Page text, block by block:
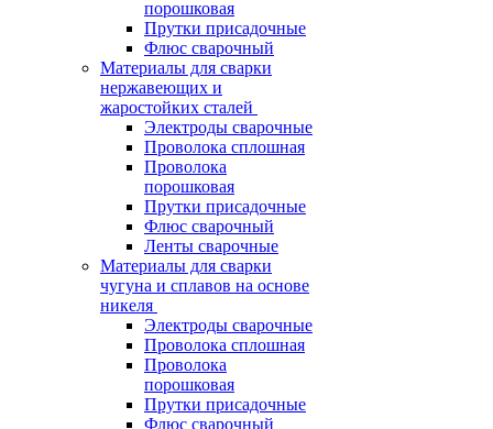
порошковая
Прутки присадочные
Флюс сварочный
Материалы для сварки
нержавеющих и
жаростойких сталей
Электроды сварочные
Проволока сплошная
Проволока
порошковая
Прутки присадочные
Флюс сварочный
Ленты сварочные
Материалы для сварки
чугуна и сплавов на основе
никеля
Электроды сварочные
Проволока сплошная
Проволока
порошковая
Прутки присадочные
Флюс сварочный